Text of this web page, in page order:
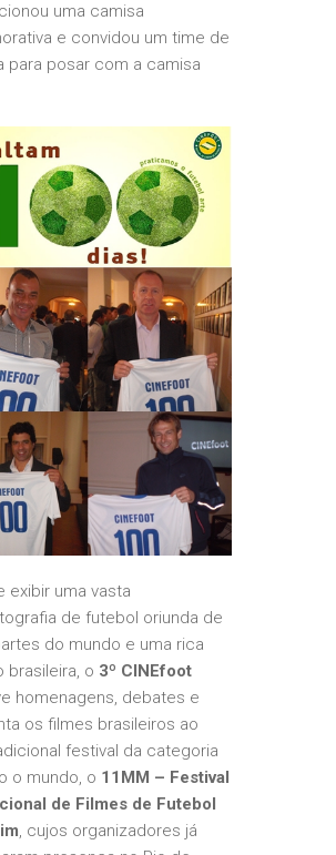
uma camisa
e convidou um time de
para posar com a camisa
exibir uma vasta
de futebol oriunda de
do mundo e uma rica
brasileira, o 3º CINEfoot
homenagens, debates e
os filmes brasileiros ao
festival da categoria
o mundo, o 11MM – Festival
de Filmes de Futebol
, cujos organizadores já